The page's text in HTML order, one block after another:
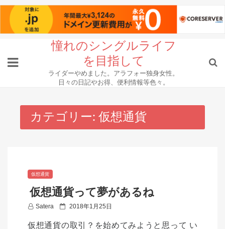
content
憧れのシングルライフ
を目指して
ライダーやめました。アラフォー独身女性。
日々の日記やお得、便利情報等色々。
カテゴリー: 仮想通貨
仮想通貨
仮想通貨って夢があるね
Satera
P 2018年1月25日
仮想通貨の取引？を始めてみようと思って い